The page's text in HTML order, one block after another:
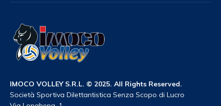
IMOCO VOLLEY S.R.L. © 2025. All Rights Reserved.
Società Sportiva Dilettantistica Senza Scopo di Lucro